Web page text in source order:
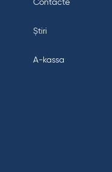
Contacte
Știri
A-kassa